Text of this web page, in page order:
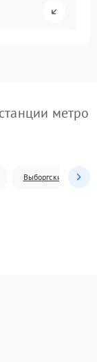
метро
Выборгский